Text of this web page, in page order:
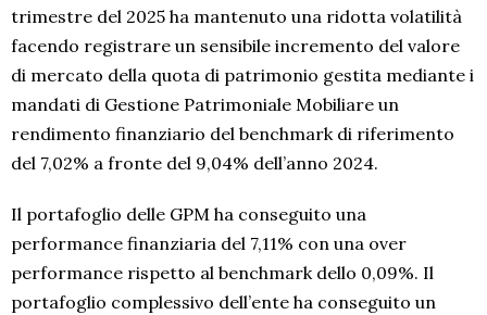
trimestre del 2025 ha mantenuto una ridotta volatilità
facendo registrare un sensibile incremento del valore
di mercato della quota di patrimonio gestita mediante i
mandati di Gestione Patrimoniale Mobiliare un
rendimento finanziario del benchmark di riferimento
del 7,02% a fronte del 9,04% dell’anno 2024.
Il portafoglio delle GPM ha conseguito una
performance finanziaria del 7,11% con una over
performance rispetto al benchmark dello 0,09%. Il
portafoglio complessivo dell’ente ha conseguito un